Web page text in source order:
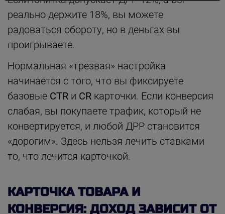
реально держите 18%, вы можете
радоваться обороту, но в деньгах вы
проигрываете.
Нормальная «трезвая» настройка
начинается с того, что вы фиксируете
базовые CTR и CR карточки. Если конверсия
слабая, вы покупаете трафик, который не
конвертируется, и любой ДРР становится
«дорогим». Здесь нельзя лечить ставками
то, что лечится карточкой.
КАРТОЧКА ТОВАРА И
КОНВЕРСИЯ: ДОХОД ЗАВИСИТ ОТ